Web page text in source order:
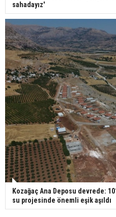
sahadayız'
Kozağaç Ana Deposu devrede:
su projesinde önemli eşik aşıldı